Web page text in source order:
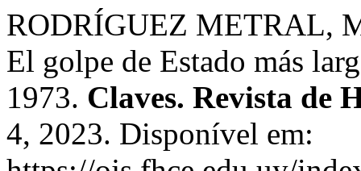
RODRÍGUEZ METRAL,
El golpe de Estado más
1973. Claves. Revista de
4, 2023. Disponível em: